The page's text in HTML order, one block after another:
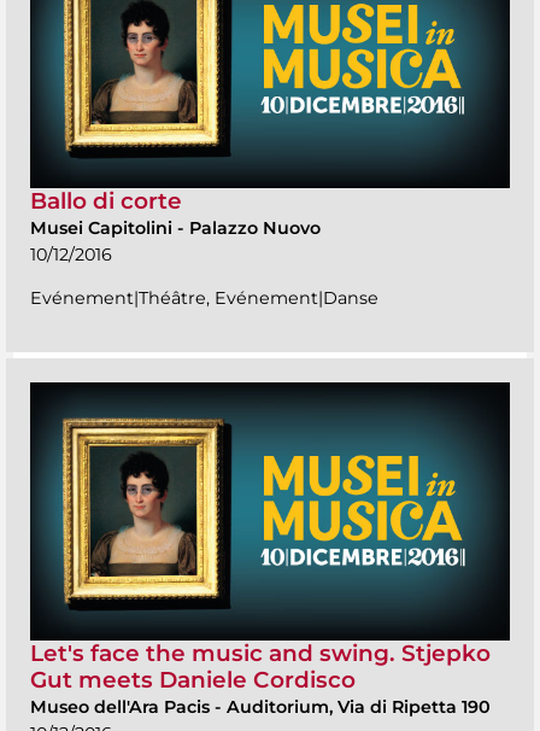
Ballo di corte
Musei Capitolini - Palazzo Nuovo
10/12/2016
Evénement|Théâtre, Evénement|Danse
Let's face the music and swing. Stjepko
Gut meets Daniele Cordisco
Museo dell'Ara Pacis - Auditorium, Via di Ripetta 190